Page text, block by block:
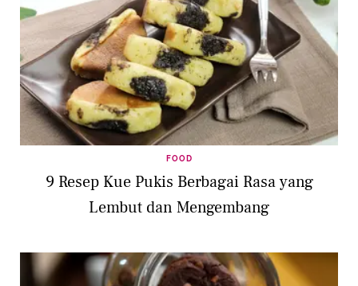
FOOD
9 Resep Kue Pukis Berbagai Rasa yang
Lembut dan Mengembang